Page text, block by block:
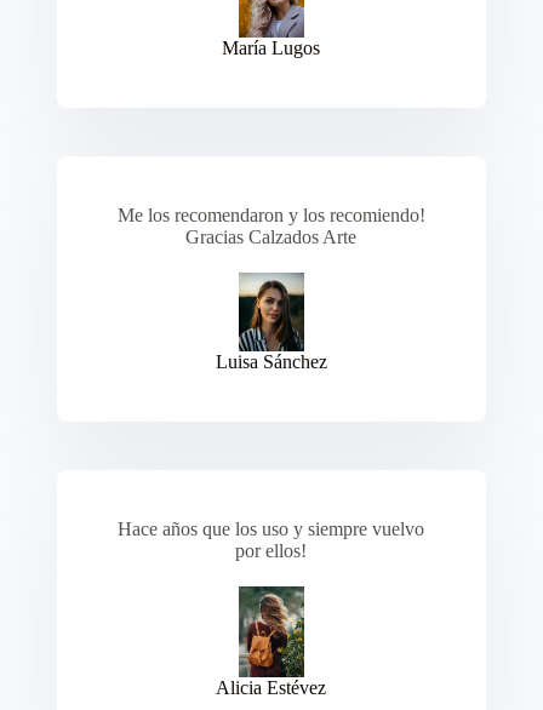
María Lugos
Me los recomendaron y los recomiendo!
Gracias Calzados Arte
Luisa Sánchez
Hace años que los uso y siempre vuelvo
por ellos!
Alicia Estévez